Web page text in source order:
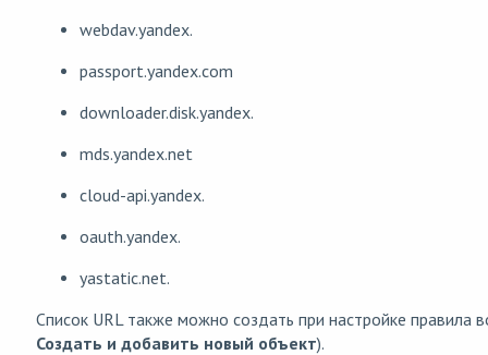
webdav.yandex.
passport.yandex.com
downloader.disk.yandex.
mds.yandex.net
cloud-api.yandex.
oauth.yandex.
yastatic.net.
Список URL также можно создать при настройке правила
Создать и добавить новый объект).